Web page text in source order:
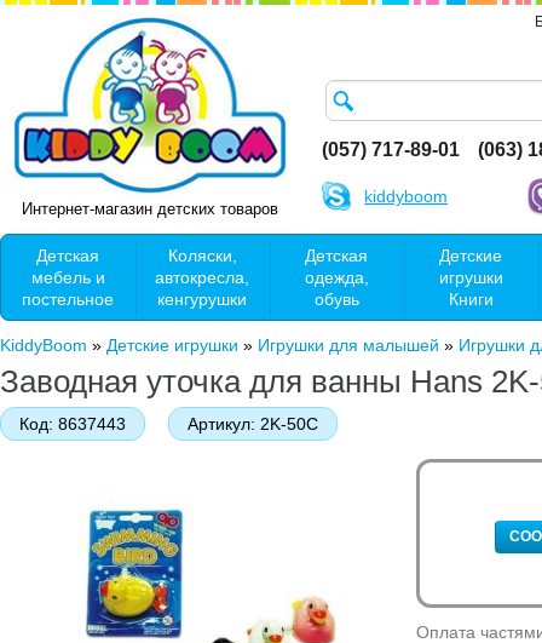
Интернет-магазин детских товаров
(057) 717-89-01 (063)
kiddyboom
Детская
мебель и
постельное
Коляски,
автокресла,
кенгурушки
Детская
одежда,
обувь
Детские
игрушки
Книги
KiddyBoom » Детские игрушки » Игрушки для малышей » Игрушки
Заводная уточка для ванны Hans
Код: 8637443 Артикул: 2K-50C
Оплата